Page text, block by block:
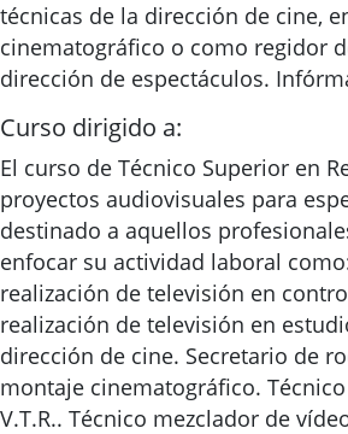
técnicas de la dirección de cine,
cinematográfico o como regidor
dirección de espectáculos.
Curso dirigido a:
El curso de Técnico Superior en
proyectos audiovisuales para
destinado a aquellos
enfocar su actividad laboral
realización de televisión en
realización de televisión en
dirección de cine. Secretario de
montaje cinematográfico.
V.T.R.. Técnico mezclador de